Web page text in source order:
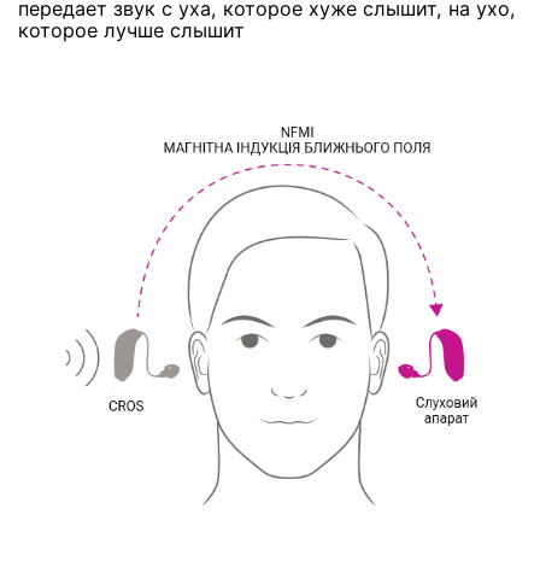
передает звук с уха, которое хуже слышит, на ухо,
которое лучше слышит